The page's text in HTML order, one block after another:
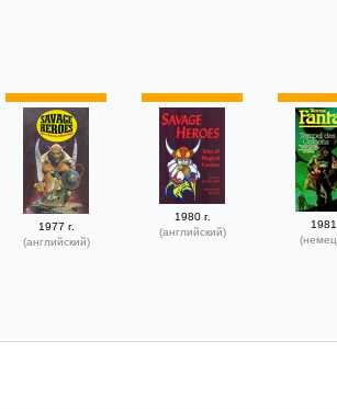
1977 г.
(английский)
1980 г.
(английский)
1981